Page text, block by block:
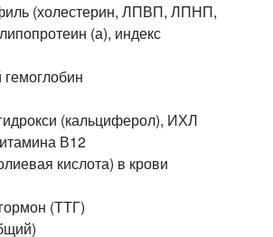
(холестерин, ЛПВП, ЛПНП,
(а), индекс
(кальциферол), ИХЛ
В12
кислота) в крови
(ТТГ)